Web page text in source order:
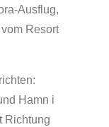
Ausflug,
Resort
Hamn i
Richtung